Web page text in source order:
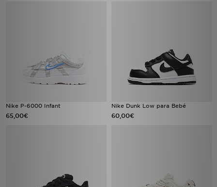
Nike P-6000 Infant
65,00€
Nike Dunk Low para Bebé
60,00€